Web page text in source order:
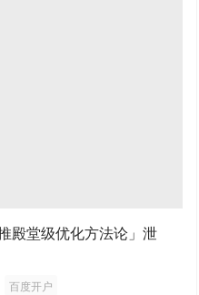
殿堂级优化方法论」泄
百度开户